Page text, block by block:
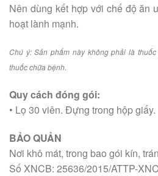
Nên dùng kết hợp với chế độ ăn
hoạt lành mạnh.
Chú ý: Sản phẩm này không phải là
thuốc chữa bệnh.
Quy cách đóng gói:
• Lọ 30 viên. Đựng trong hộp giấy.
BẢO QUẢN
Nơi khô mát, trong bao gói kín,
Số XNCB: 25636/2015/ATTP-